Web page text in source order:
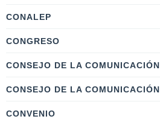
CONALEP
CONGRESO
CONSEJO DE LA COMUNICACIÓN
CONSEJO DE LA COMUNICACIÓN
CONVENIO